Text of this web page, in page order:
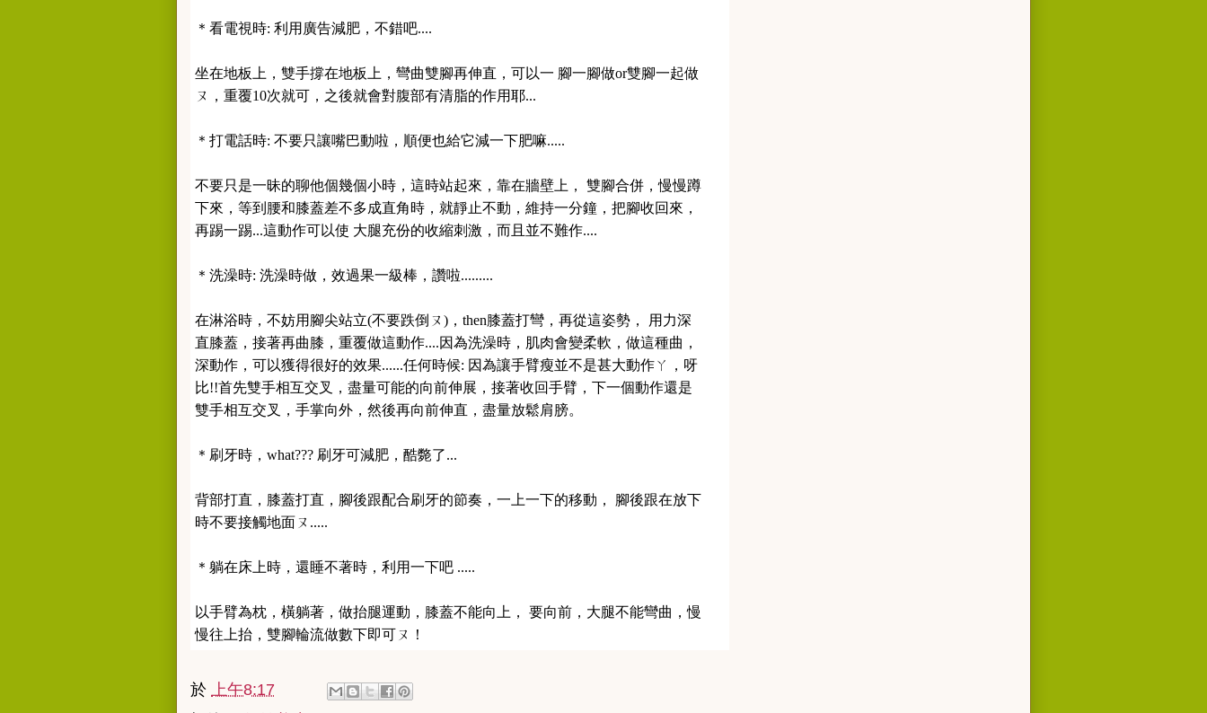
＊看電視時: 利用廣告減肥，不錯吧....
坐在地板上，雙手撐在地板上，彎曲雙腳再伸直，可以一 腳一腳做or雙腳一起做
ㄡ，重覆10次就可，之後就會對腹部有清脂的作用耶...
＊打電話時: 不要只讓嘴巴動啦，順便也給它減一下肥嘛.....
不要只是一昧的聊他個幾個小時，這時站起來，靠在牆壁上， 雙腳合併，慢慢蹲
下來，等到腰和膝蓋差不多成直角時，就靜止不動，維持一分鐘，把腳收回來，
再踢一踢...這動作可以使 大腿充份的收縮刺激，而且並不難作....
＊洗澡時: 洗澡時做，效過果一級棒，讚啦.........
在淋浴時，不妨用腳尖站立(不要跌倒ㄡ)，then膝蓋打彎，再從這姿勢， 用力深
直膝蓋，接著再曲膝，重覆做這動作....因為洗澡時，肌肉會變柔軟，做這種曲，
深動作，可以獲得很好的效果......任何時候: 因為讓手臂瘦並不是甚大動作ㄚ，呀
比!!首先雙手相互交叉，盡量可能的向前伸展，接著收回手臂，下一個動作還是
雙手相互交叉，手掌向外，然後再向前伸直，盡量放鬆肩膀。
＊刷牙時，what??? 刷牙可減肥，酷斃了...
背部打直，膝蓋打直，腳後跟配合刷牙的節奏，一上一下的移動， 腳後跟在放下
時不要接觸地面ㄡ.....
＊躺在床上時，還睡不著時，利用一下吧 .....
以手臂為枕，橫躺著，做抬腿運動，膝蓋不能向上， 要向前，大腿不能彎曲，慢
慢往上抬，雙腳輪流做數下即可ㄡ！
於 上午8:17